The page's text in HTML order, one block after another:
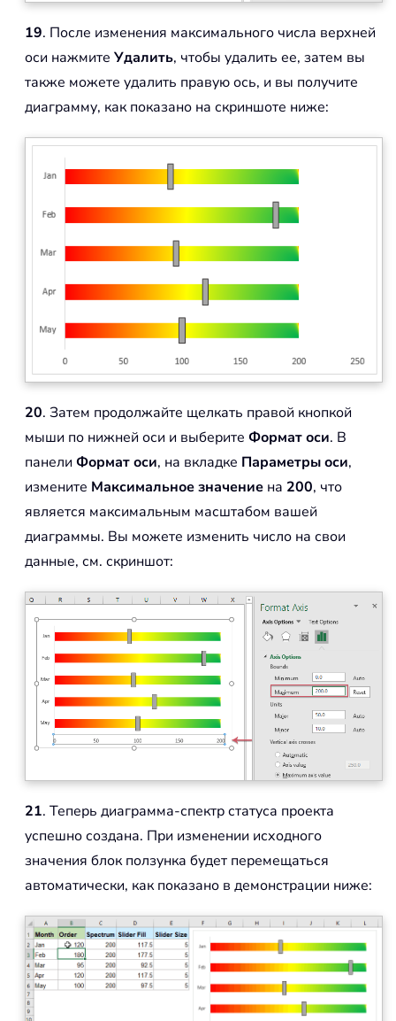
19. После изменения максимального числа верхней
оси нажмите Удалить, чтобы удалить ее, затем вы
также можете удалить правую ось, и вы получите
диаграмму, как показано на скриншоте ниже:
20. Затем продолжайте щелкать правой кнопкой
мыши по нижней оси и выберите Формат оси. В
панели Формат оси, на вкладке Параметры оси,
измените Максимальное значение на 200, что
является максимальным масштабом вашей
диаграммы. Вы можете изменить число на свои
данные, см. скриншот:
21. Теперь диаграмма-спектр статуса проекта
успешно создана. При изменении исходного
значения блок ползунка будет перемещаться
автоматически, как показано в демонстрации ниже: